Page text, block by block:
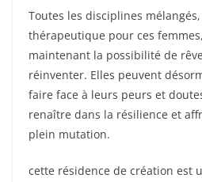
Toutes les disciplines
thérapeutique pour ces
maintenant la possibilité de
réinventer. Elles peuvent
faire face à leurs peurs et
renaître dans la résilience et
plein mutation.
cette résidence de création est